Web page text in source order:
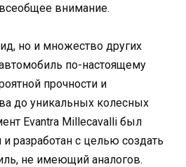
внимание.
но и множество других
по-настоящему
прочности и
до уникальных колесных
Evantra Millecavalli был
разработан с целью создать
не имеющий аналогов.